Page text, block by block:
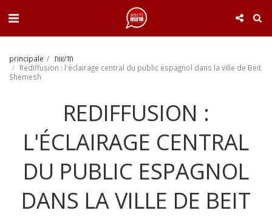
principale
חדשות
Rediffusion : l'éclairage central du public espagnol dans la ville de Beit
Shemesh
REDIFFUSION :
L'ÉCLAIRAGE CENTRAL
DU PUBLIC ESPAGNOL
DANS LA VILLE DE BEIT